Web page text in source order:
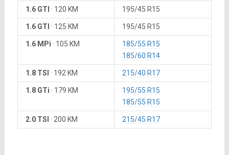
1.6 GTI · 120 KM 195/45 R15
1.6 GTI · 125 KM 195/45 R15
1.6 MPi · 105 KM
185/55 R15
185/60 R14
1.8 TSI · 192 KM 215/40 R17
1.8 GTi · 179 KM
195/55 R15
185/55 R15
2.0 TSI · 200 KM 215/45 R17